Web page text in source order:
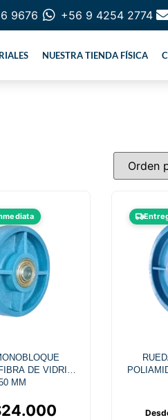
9676 +56 9 4254 2774
NUESTRA TIENDA FÍSICA
DE VIDRIO
MM
24.000